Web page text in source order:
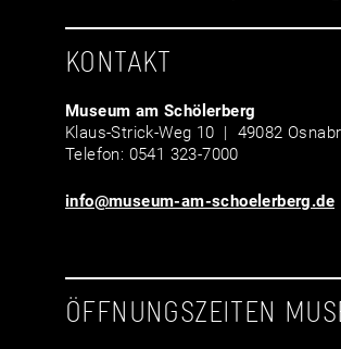
KONTAKT
Museum am Schölerberg
Klaus-Strick-Weg 10 | 49082
Telefon: 0541 323-7000
info@museum-am-schoelerberg.de
ÖFFNUNGSZEITEN